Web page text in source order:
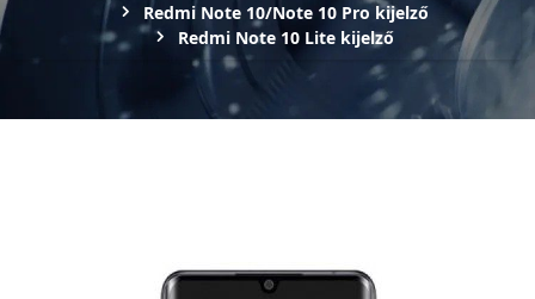
Redmi Note 10/Note 10 Pro kijelző
Redmi Note 10 Lite kijelző